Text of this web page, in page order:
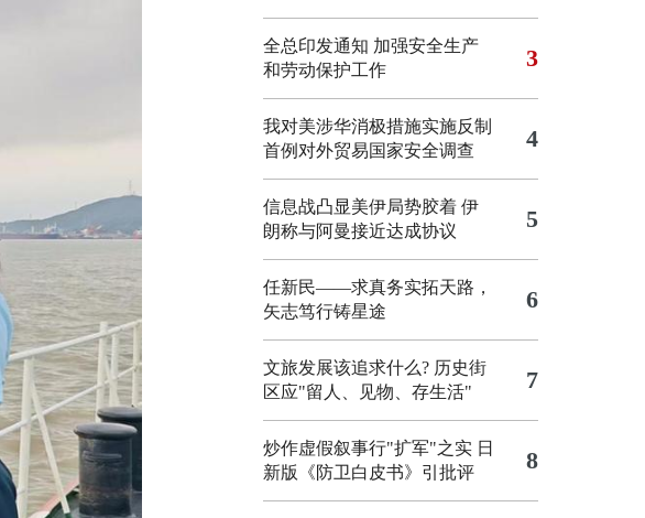
全总印发通知 加强安全生产
和劳动保护工作
3
我对美涉华消极措施实施反制
首例对外贸易国家安全调查
4
信息战凸显美伊局势胶着 伊
朗称与阿曼接近达成协议
5
任新民——求真务实拓天路，
矢志笃行铸星途
6
文旅发展该追求什么? 历史街
区应"留人、见物、存生活"
7
炒作虚假叙事行"扩军"之实 日
新版《防卫白皮书》引批评
8